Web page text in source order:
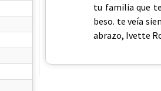
tu familia que
beso. te veía
abrazo, Ivette